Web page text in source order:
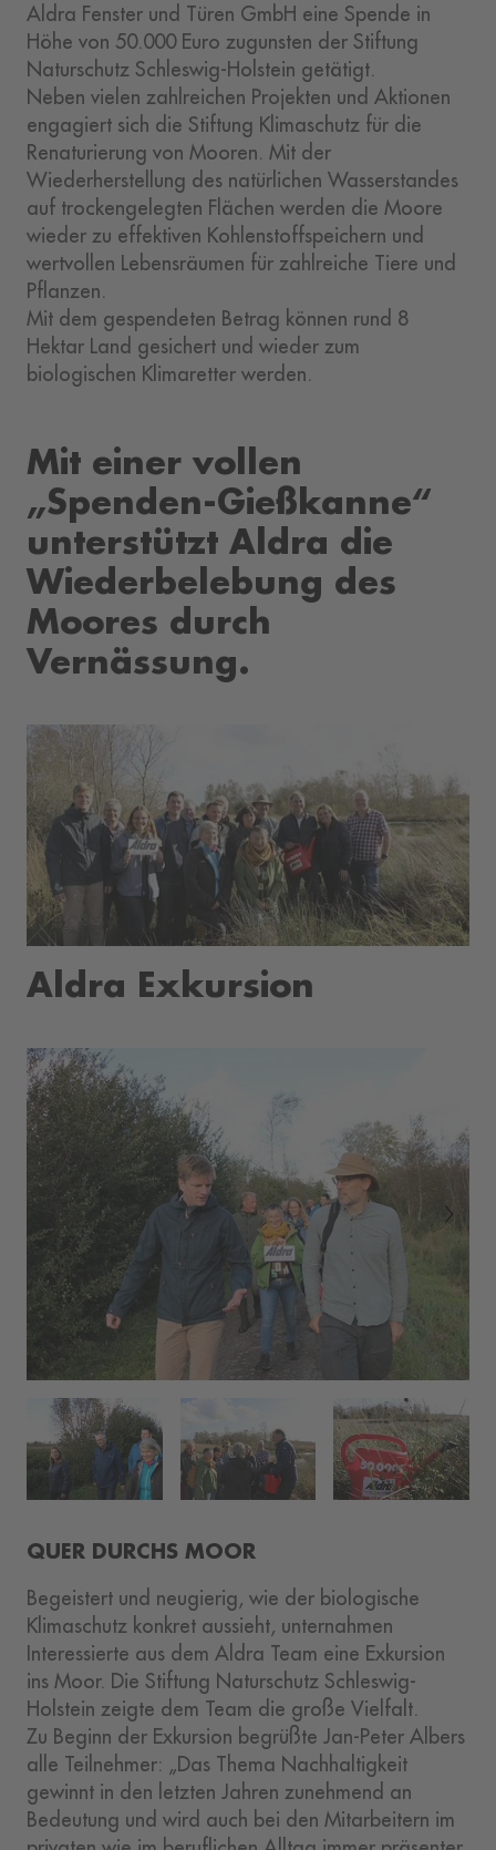
Aldra Fenster und Türen GmbH eine Spende in
Höhe von 50.000 Euro zugunsten der Stiftung
Naturschutz Schleswig-Holstein getätigt.
Neben vielen zahlreichen Projekten und Aktionen
engagiert sich die Stiftung Klimaschutz für die
Renaturierung von Mooren. Mit der
Wiederherstellung des natürlichen Wasserstandes
auf trockengelegten Flächen werden die Moore
wieder zu effektiven Kohlenstoffspeichern und
wertvollen Lebensräumen für zahlreiche Tiere und
Pflanzen.
Mit dem gespendeten Betrag können rund 8
Hektar Land gesichert und wieder zum
biologischen Klimaretter werden.
Mit einer vollen
„Spenden-Gießkanne“
unterstützt Aldra die
Wiederbelebung des
Moores durch
Vernässung.
Aldra Exkursion
Next
QUER DURCHS MOOR
Begeistert und neugierig, wie der biologische
Klimaschutz konkret aussieht, unternahmen
Interessierte aus dem Aldra Team eine Exkursion
ins Moor. Die Stiftung Naturschutz Schleswig-
Holstein zeigte dem Team die große Vielfalt.
Zu Beginn der Exkursion begrüßte Jan-Peter Albers
alle Teilnehmer: „Das Thema Nachhaltigkeit
gewinnt in den letzten Jahren zunehmend an
Bedeutung und wird auch bei den Mitarbeitern im